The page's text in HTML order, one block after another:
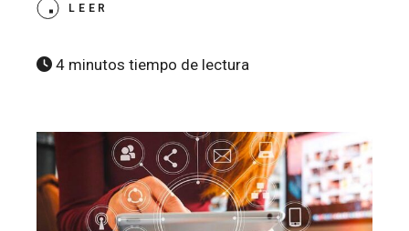
LEER
4 minutos tiempo de lectura